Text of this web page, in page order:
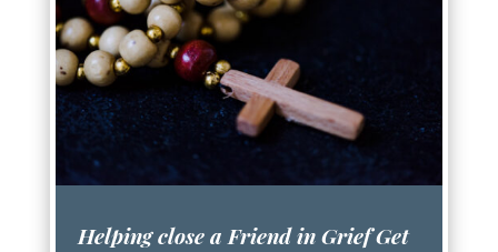
Helping close a Friend in Grief Get